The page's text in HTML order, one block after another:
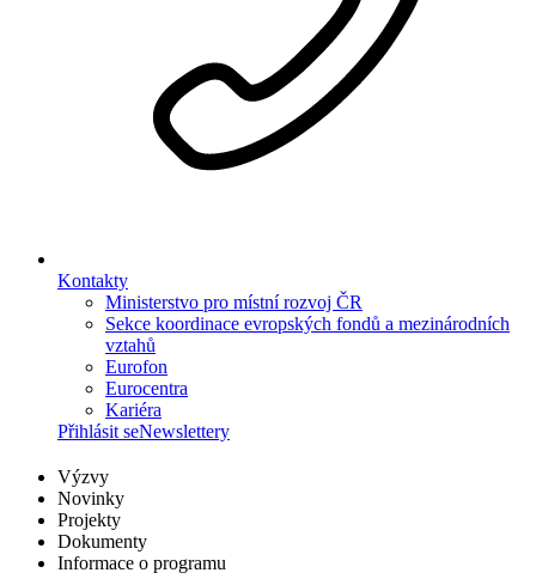
Kontakty
Ministerstvo pro místní rozvoj ČR
Sekce koordinace evropských fondů a mezinárodních
vztahů
Eurofon
Eurocentra
Kariéra
Přihlásit seNewslettery
Výzvy
Novinky
Projekty
Dokumenty
Informace o programu